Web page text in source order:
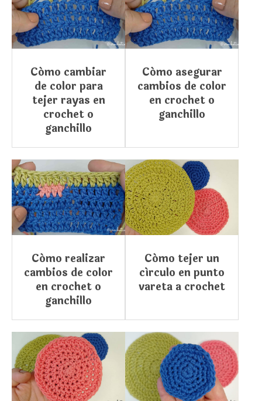
Cómo cambiar
de color para
tejer rayas en
crochet o
ganchillo
Cómo asegurar
cambios de color
en crochet o
ganchillo
Cómo realizar
cambios de color
en crochet o
ganchillo
Cómo tejer un
círculo en punto
vareta a crochet